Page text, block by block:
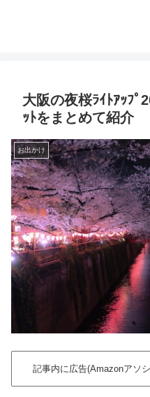
大阪の夜桜ﾗｲﾄｱｯﾌﾟ
ｯﾄをまとめて紹介
お出かけ
記事内に広告(Amazonアソ